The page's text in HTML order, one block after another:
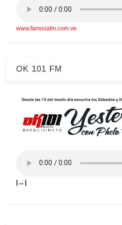
www.famosafm.com.ve
OK 101 FM
| ... |